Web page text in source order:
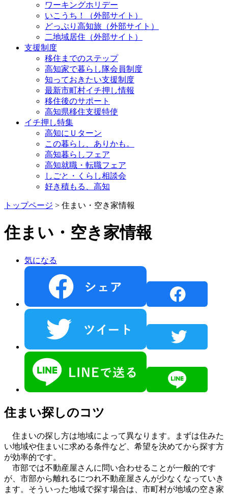
ワーキングホリデー
いこうち！（外部サイト）
どっぷり高知旅（外部サイト）
二地域居住（外部サイト）
支援制度
移住までのステップ
高知家で暮らし隊会員制度
知っておきたい支援制度
最新市町村イチ押し情報
移住後のサポート
高知県移住支援特使
イチ押し特集
高知にＵターン
この暮らし、ありかも。
高知暮らしフェア
高知就職・転職フェア
しごと・くらし相談会
好き積もる、高知
トップページ > 住まい・空き家情報
住まい・空き家情報
気になる
住まい探しのコツ
住まいの探し方は地域によって異なります。まずは住みた
い地域や住まいに求める条件など、希望を決めてから探す方
が効率的です。
市部では不動産屋さんに問い合わせることが一般的です
が、市部から離れるにつれ不動産屋さんが少なくなっていき
ます。そういった地域で探す場合は、市町村が地域の空き家